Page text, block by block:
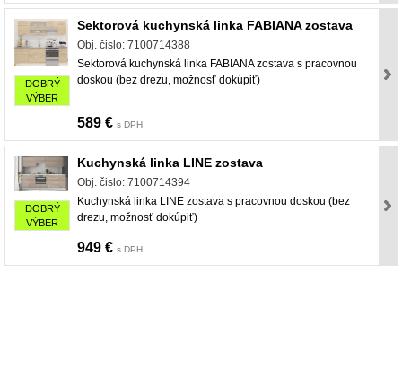
DOBRÝ
VÝBER
Sektorová kuchynská linka FABIANA zostava
Obj. čislo: 7100714388
Sektorová kuchynská linka FABIANA zostava s pracovnou
doskou (bez drezu, možnosť dokúpiť)
589 € s DPH
DOBRÝ
VÝBER
Kuchynská linka LINE zostava
Obj. čislo: 7100714394
Kuchynská linka LINE zostava s pracovnou doskou (bez
drezu, možnosť dokúpiť)
949 € s DPH